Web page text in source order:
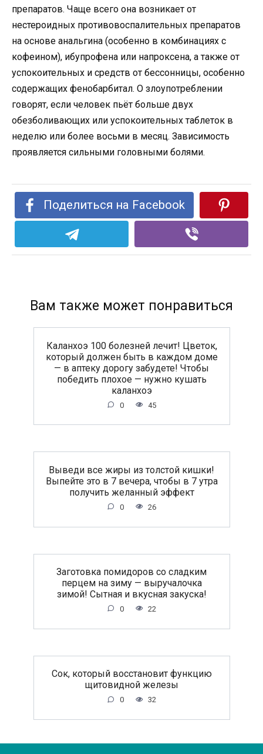
препаратов. Чаще всего она возникает от
нестероидных противовоспалительных препаратов
на основе анальгина (особенно в комбинациях с
кофеином), ибупрофена или напроксена, а также от
успокоительных и средств от бессонницы, особенно
содержащих фенобарбитал. О злоупотреблении
говорят, если человек пьёт больше двух
обезболивающих или успокоительных таблеток в
неделю или более восьми в месяц. Зависимость
проявляется сильными головными болями.
Поделиться на Facebook
Вам также может понравиться
Каланхоэ 100 болезней лечит! Цветок,
который должен быть в каждом доме
— в аптеку дорогу забудете! Чтобы
победить плохое — нужно кушать
каланхоэ
0 45
Выведи все жиры из толстой кишки!
Выпейте это в 7 вечера, чтобы в 7 утра
получить желанный эффект
0 26
Заготовка помидоров со сладким
перцем на зиму — выручалочка
зимой! Сытная и вкусная закуска!
0 22
Сок, который восстановит функцию
щитовидной железы
0 32